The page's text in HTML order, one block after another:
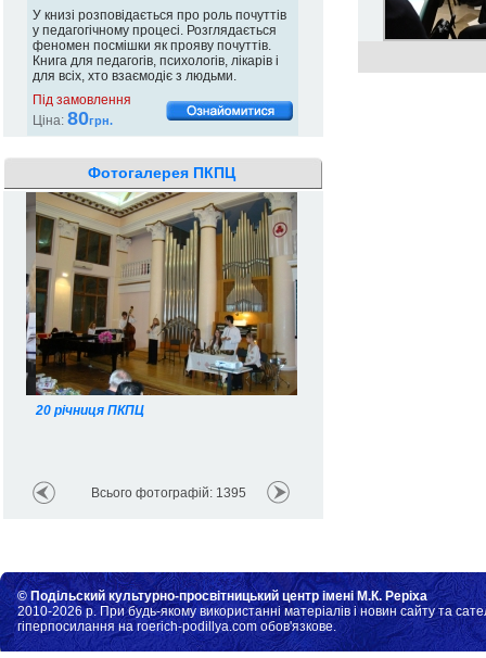
У книзі розповідається про роль почуттів
у педагогічному процесі. Розглядається
феномен посмішки як прояву почуттів.
Книга для педагогів, психологів, лікарів і
для всіх, хто взаємодіє з людьми.
Під замовлення
Ціна: 80грн.
Фотогалерея ПКПЦ
20 річниця ПКПЦ
Всього фотографій: 1395
© Подільский культурно-просвітницький центр імені М.К. Реріха
2010-2026 р. При будь-якому використанні матеріалів і новин сайту та
гіперпосилання на roerich-podillya.com обов'язкове.